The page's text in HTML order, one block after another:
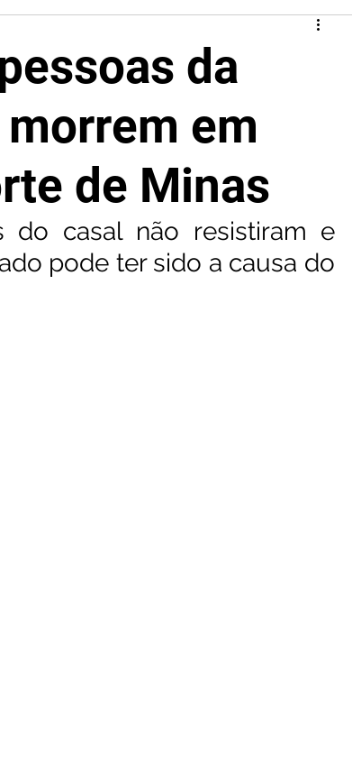
da
em
de Minas
do casal não resistiram e
pode ter sido a causa do